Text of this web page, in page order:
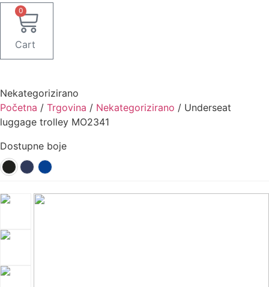
0
Cart
Nekategorizirano
Početna / Trgovina / Nekategorizirano / Underseat
luggage trolley MO2341
Dostupne boje